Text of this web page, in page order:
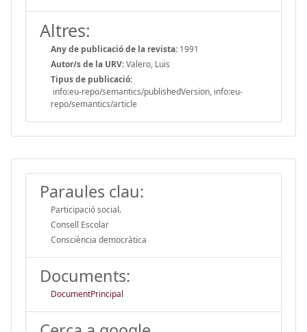
Altres:
Any de publicació de la revista: 1991
Autor/s de la URV:Valero, Luis
Tipus de publicació:
info:eu-repo/semantics/publishedVersion, info:eu-
repo/semantics/article
Paraules clau:
Participació social.
Consell Escolar
Consciència democràtica
Documents:
DocumentPrincipal